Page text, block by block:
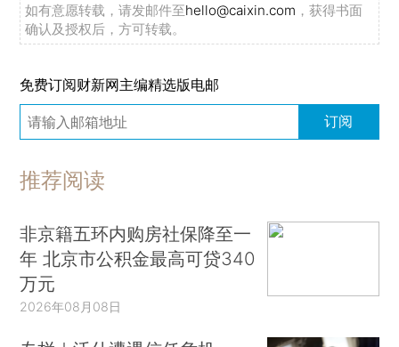
如有意愿转载，请发邮件至hello@caixin.com ，获得书面
确认及授权后，方可转载。
免费订阅财新网主编精选版电邮
订阅
推荐阅读
非京籍五环内购房社保降至一
年 北京市公积金最高可贷340
万元
2026年08月08日